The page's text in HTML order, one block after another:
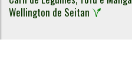
Wellington de Seitan